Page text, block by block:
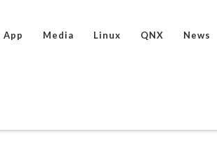
App Media Linux QNX News